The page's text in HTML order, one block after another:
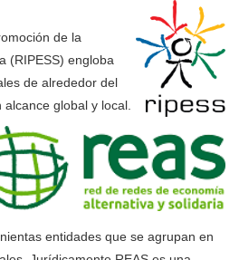
de la
(RIPESS) engloba
de alrededor del
global y local.
entidades que se agrupan en